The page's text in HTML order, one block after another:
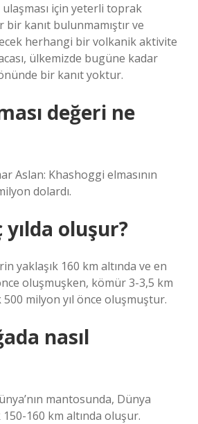
ulaşması için yeterli toprak
kanıt bulunmamıştır ve
herhangi bir volkanik aktivite
ülkemizde bugüne kadar
bir kanıt yoktur.
değeri ne
Aslan: Khashoggi elmasının
dolardı.
yılda oluşur?
yaklaşık 160 km altında ve en
oluşmuşken, kömür 3-3,5 km
500 milyon yıl önce oluşmuştur.
nasıl
mantosunda, Dünya
160 km altında oluşur.